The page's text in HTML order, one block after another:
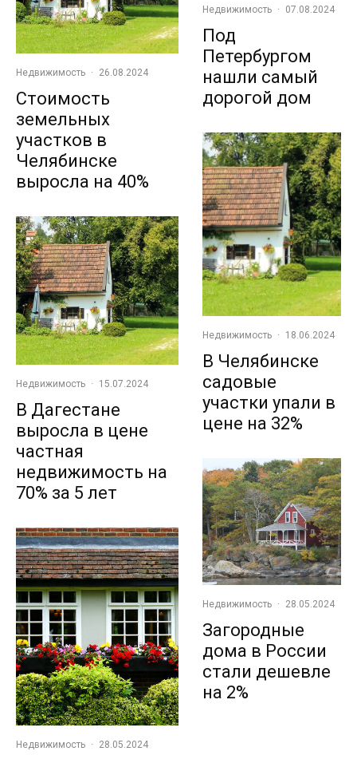
Недвижимость · 26.08.2024
Стоимость
земельных
участков в
Челябинске
выросла на 40%
Недвижимость · 15.07.2024
В Дагестане
выросла в цене
частная
недвижимость на
70% за 5 лет
Недвижимость · 28.05.2024
Недвижимость · 07.08.2024
Под
Петербургом
нашли самый
дорогой дом
Недвижимость · 18.06.2024
В Челябинске
садовые
участки упали в
цене на 32%
Недвижимость · 28.05.2024
Загородные
дома в России
стали дешевле
на 2%